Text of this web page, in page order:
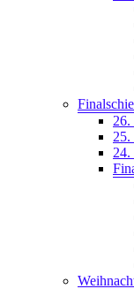
26.
25.
24.